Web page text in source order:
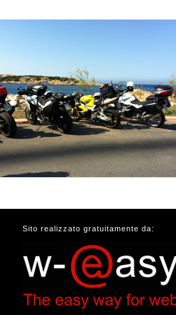
Sito realizzato gratuitamente da: